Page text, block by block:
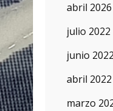
abril 2026
julio 2022
junio 2022
abril 2022
marzo